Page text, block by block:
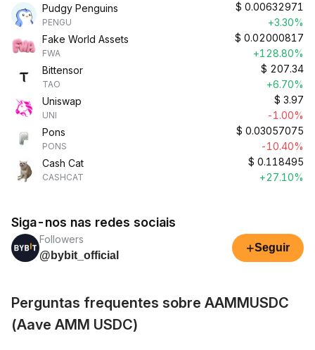
Pudgy Penguins
PENGU
$ 0.00632971
+3.30%
Fake World Assets
FWA
$ 0.02000817
+128.80%
Bittensor
TAO
$ 207.34
+6.70%
Uniswap
UNI
$ 3.97
-1.00%
Pons
PONS
$ 0.03057075
-10.40%
Cash Cat
CASHCAT
$ 0.118495
+27.10%
Siga-nos nas redes sociais
Followers
@bybit_official
+Seguir
Perguntas frequentes sobre AAMMUSDC
(Aave AMM USDC)